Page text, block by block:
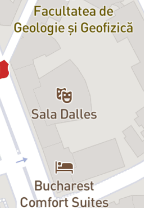
clipă... sau cât o viaţă.
vrea o demonstraţie, ci un exerciţiu cu
Berto, oferă pretextul unei astfel
şi Ioan Andrei Ionescu, doi actori
au curajul asumării lui până
cu mijloacele simple, dar complicate,